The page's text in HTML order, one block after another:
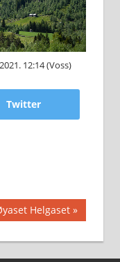
12:14 (Voss)
Twitter
Helgaset